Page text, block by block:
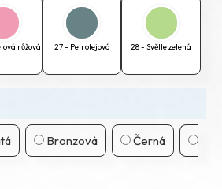
růžová 27 - Petrolejová 28 - Světle zelená
Bronzová
Černá